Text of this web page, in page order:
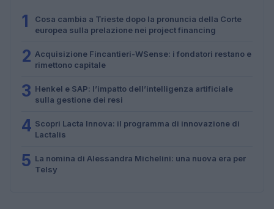
1
Cosa cambia a Trieste dopo la pronuncia della Corte
europea sulla prelazione nei project financing
2 Acquisizione Fincantieri-WSense: i fondatori restano e
rimettono capitale
3 Henkel e SAP: l’impatto dell’intelligenza artificiale
sulla gestione dei resi
4 Scopri Lacta Innova: il programma di innovazione di
Lactalis
5 La nomina di Alessandra Michelini: una nuova era per
Telsy